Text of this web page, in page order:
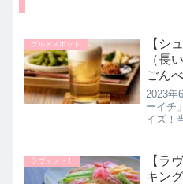
グルメスポット
【シ
（長
ごん
てる
ミア
2023年
ーイチ
イズ！
ン３
スの長
ラヴィット！
【ラ
キン